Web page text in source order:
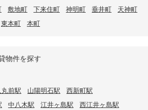
敷地町 下来住町 神明町 垂井町
天神町
東本町 本町
物件を探す
丸前駅 山陽明石駅
西新町駅
中八木駅 江井ヶ島駅
西江井ヶ島駅